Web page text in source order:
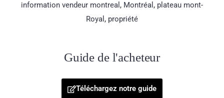
information vendeur montreal , Montréal , plateau mont-
Royal , propriété
Guide de l'acheteur
Téléchargez notre guide